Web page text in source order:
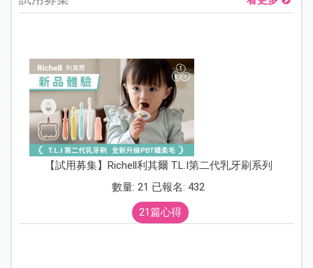
【試用募集】Richell利其爾 T.L.I第二代乳牙刷系列
數量: 21 已報名: 432
21篇心得